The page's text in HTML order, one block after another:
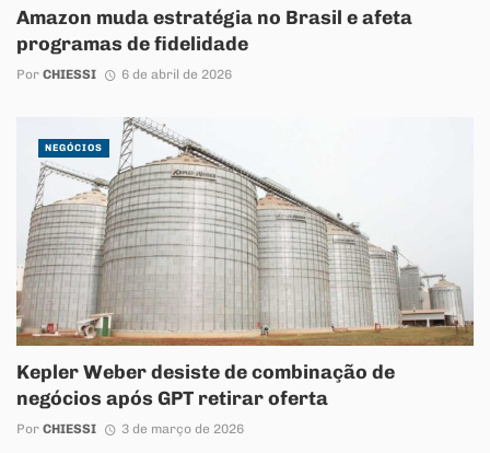
Amazon muda estratégia no Brasil e afeta
programas de fidelidade
Por CHIESSI 6 de abril de 2026
Kepler Weber desiste de combinação de
negócios após GPT retirar oferta
Por CHIESSI 3 de março de 2026
NEGÓCIOS